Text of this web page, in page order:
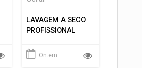
LAVAGEM A SECO
PROFISSIONAL
Ontem